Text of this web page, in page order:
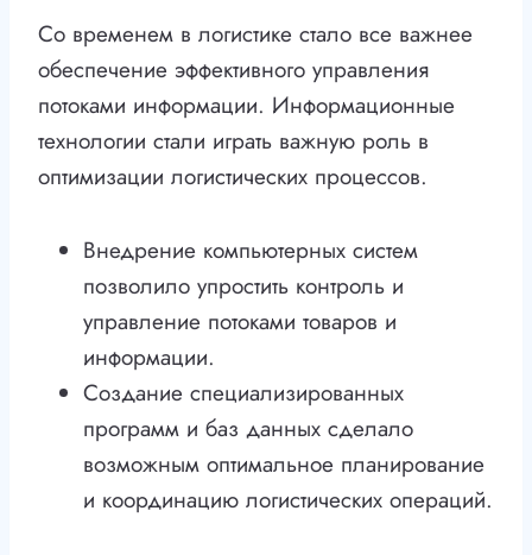
Со временем в логистике стало все важнее
обеспечение эффективного управления
потоками информации. Информационные
технологии стали играть важную роль в
оптимизации логистических процессов.
Внедрение компьютерных систем
позволило упростить контроль и
управление потоками товаров и
информации.
Создание специализированных
программ и баз данных сделало
возможным оптимальное планирование
и координацию логистических операций.